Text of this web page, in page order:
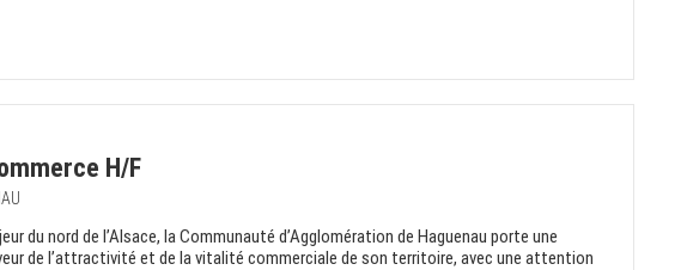
H/F
du nord de l’Alsace, la Communauté d’Agglomération de Haguenau porte une
de l’attractivité et de la vitalité commerciale de son territoire, avec une attention